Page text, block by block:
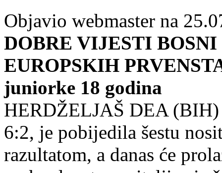
Objavio webmaster na
DOBRE VIJESTI
EUROPSKIH
juniorke 18 godina
HERDŽELJAŠ DEA
6:2, je pobijedila šestu
razultatom, a danas će